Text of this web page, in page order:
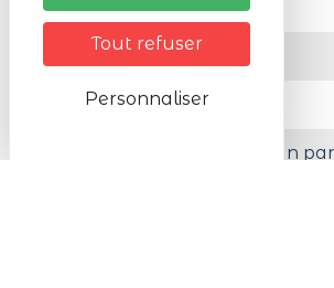
Activité en :
Organisé par
Réservation
A moins de 200 m d'un
Tout refuser
Personnaliser